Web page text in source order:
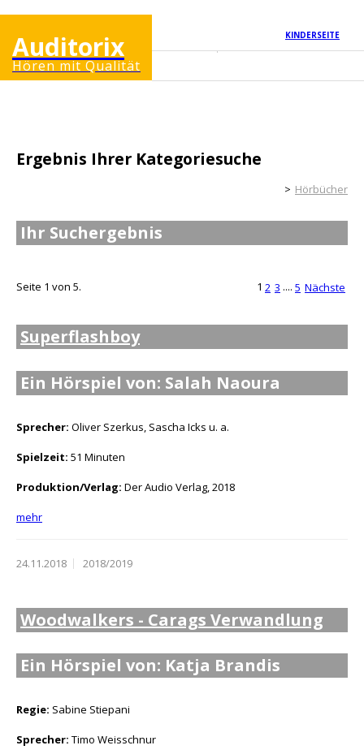
KINDERSEITE
Auditorix
Hören mit Qualität
Ergebnis Ihrer Kategoriesuche
Erwachsenenseite
Hörbücher
Ihr Suchergebnis
Seite 1 von 5. 1 2 3 .... 5 Nächste
Superflashboy
Ein Hörspiel von: Salah Naoura
Sprecher: Oliver Szerkus, Sascha Icks u. a.
Spielzeit: 51 Minuten
Produktion/Verlag: Der Audio Verlag, 2018
mehr
24.11.2018 2018/2019
Woodwalkers - Carags Verwandlung
Ein Hörspiel von: Katja Brandis
Regie: Sabine Stiepani
Sprecher: Timo Weisschnur